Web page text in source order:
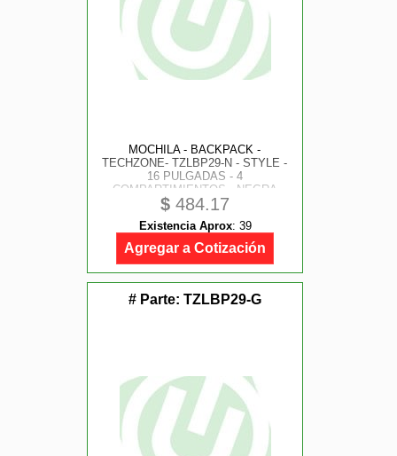
MOCHILA - BACKPACK -
TECHZONE- TZLBP29-N - STYLE -
16 PULGADAS - 4
COMPARTIMIENTOS - NEGRA
$ 484.17
Existencia Aprox: 39
Agregar a Cotización
# Parte: TZLBP29-G